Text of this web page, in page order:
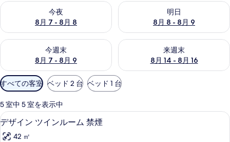
今夜
8月 7 - 8月 8
今夜 8月 7 - 8月 8 の空室状況をチェック
明日
8月 8 - 8月 9
明日 8月 8 - 8月 9 の空室状況
今週末
8月 7 - 8月 9
今週末 8月 7 - 8月 9 の空室状況をチェック
来週末
8月 14 - 8月 16
来週末 8月 14 - 8月 16 の空室
利
用
可
能
な
客
すべての客室 ベッド 2 台 ベッド 1 台
5 室中 5 室を表示中
デ
ザ
デザイン ツインルーム 禁煙 | ノート
23
デザイン ツインルーム 禁煙
42 ㎡